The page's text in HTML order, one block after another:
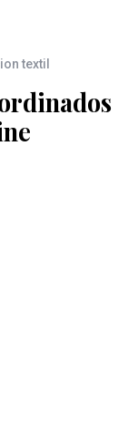
textil